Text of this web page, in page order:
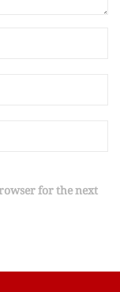
for the next